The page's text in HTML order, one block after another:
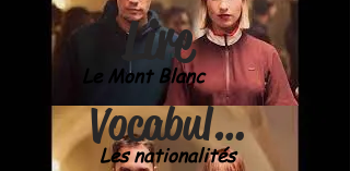
Lire
Vocabulaire
Les nationalités
Le Mont Blanc